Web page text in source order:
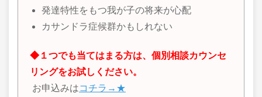
発達特性をもつ我が子の将来が心配
カサンドラ症候群かもしれない
◆１つでも当てはまる方は、個別相談カウンセ
リングをお試しください。
お申込みはコチラ→★